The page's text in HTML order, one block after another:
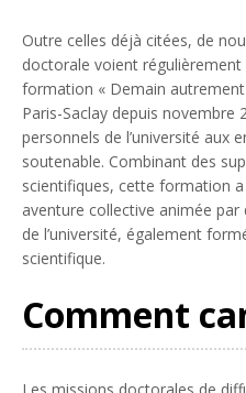
Outre celles déjà citées, de
doctorale voient
formation « Demain autrement
Paris-Saclay depuis novembre
personnels de l’université aux
soutenable. Combinant des
scientifiques, cette formation
aventure collective animée
de l’université, également
scientifique.
Comment